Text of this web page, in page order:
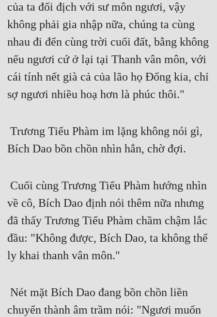
Sủng
Thanh Xuân
Tiểu Thuyết
Trinh Thám
Trùng Sinh
Trọng Sinh
Tu Tiên
Tội Phạm
Vô Địch
Xuyên Nhanh
của ta đối địch với sư môn ngươi, vậy
không phải gia nhập nữa, chúng ta cùng
nhau đi đến cùng trời cuối đất, bằng không
nếu ngươi cứ ở lại tại Thanh vân môn, với
cái tính nết già cả của lão họ Đổng kia, chỉ
sợ ngươi nhiều hoạ hơn là phúc thôi."
Bích Dao bồn chồn nhìn hắn, chờ đợi.
về cô, Bích Dao định nói thêm nữa nhưng
đã thấy Trương Tiểu Phàm chầm chậm lắc
đầu: "Không được, Bích Dao, ta không thể
ly khai thanh vân môn."
chuyển thành âm trầm nói: "Ngươi muốn